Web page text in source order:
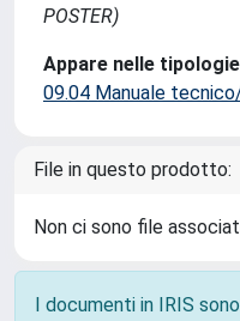
POSTER)
Appare nelle
09.04 Manuale
File in questo prodotto:
Non ci sono file
I documenti in IRIS